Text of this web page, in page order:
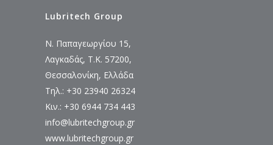
Lubritech Group
Ν. Παπαγεωργίου 15,
Λαγκαδάς, Τ.Κ. 57200,
Θεσσαλονίκη, Ελλάδα
Τηλ.: +30 23940 26324
Κιν.: +30 6944 734 443
info@lubritechgroup.gr
www.lubritechgroup.gr